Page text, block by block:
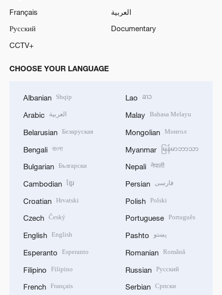
Français
العربية
Русский
Documentary
CCTV+
CHOOSE YOUR LANGUAGE
Albanian Shqip
Arabic العربية
Belarusian Беларуская
Bengali বাংলা
Bulgarian Български
Cambodian ខ្មែរ
Croatian Hrvatski
Czech Český
English English
Esperanto Esperanto
Filipino Filipino
French Français
Lao ລາວ
Malay Bahasa Melayu
Mongolian Монгол
Myanmar မြန်မာဘာသာ
Nepali नेपाली
Persian فارسی
Polish Polski
Portuguese Português
Pashto پښتو
Romanian Română
Russian Русский
Serbian Српски